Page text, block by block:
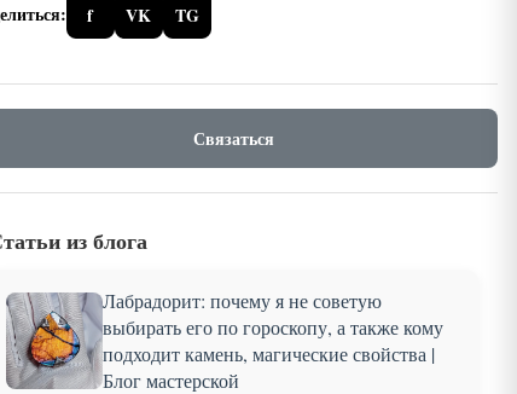
f VK TG
Связаться
из блога
Лабрадорит: почему я не советую
выбирать его по гороскопу, а также кому
подходит камень, магические свойства |
Блог мастерской